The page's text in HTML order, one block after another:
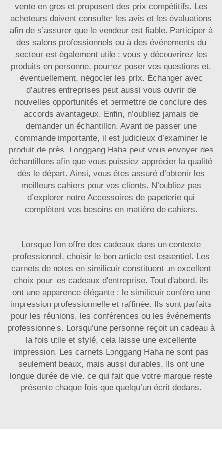
vente en gros et proposent des prix compétitifs. Les
acheteurs doivent consulter les avis et les évaluations
afin de s’assurer que le vendeur est fiable. Participer à
des salons professionnels ou à des événements du
secteur est également utile : vous y découvrirez les
produits en personne, pourrez poser vos questions et,
éventuellement, négocier les prix. Échanger avec
d’autres entreprises peut aussi vous ouvrir de
nouvelles opportunités et permettre de conclure des
accords avantageux. Enfin, n’oubliez jamais de
demander un échantillon. Avant de passer une
commande importante, il est judicieux d’examiner le
produit de près. Longgang Haha peut vous envoyer des
échantillons afin que vous puissiez apprécier la qualité
dès le départ. Ainsi, vous êtes assuré d’obtenir les
meilleurs cahiers pour vos clients. N’oubliez pas
d’explorer notre Accessoires de papeterie qui
complètent vos besoins en matière de cahiers.
Lorsque l'on offre des cadeaux dans un contexte
professionnel, choisir le bon article est essentiel. Les
carnets de notes en similicuir constituent un excellent
choix pour les cadeaux d'entreprise. Tout d'abord, ils
ont une apparence élégante : le similicuir confère une
impression professionnelle et raffinée. Ils sont parfaits
pour les réunions, les conférences ou les événements
professionnels. Lorsqu’une personne reçoit un cadeau à
la fois utile et stylé, cela laisse une excellente
impression. Les carnets Longgang Haha ne sont pas
seulement beaux, mais aussi durables. Ils ont une
longue durée de vie, ce qui fait que votre marque reste
présente chaque fois que quelqu’un écrit dedans.